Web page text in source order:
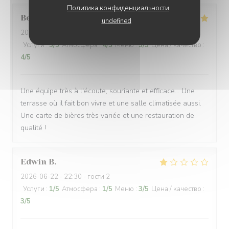
Политика конфиденциальности
undefined
Bernard
2026-06-17
Услуги:5/5 Атмосфера:4/5 Меню:5/5 Цена / качество :
4/5
Une équipe très à l'écoute, souriante et efficace... Une
terrasse où il fait bon vivre et une salle climatisée aussi.
Une carte de bières très variée et une restauration de
qualité !
Edwin B
2026-06-22 - 22:30 - гости 2
Услуги : 1/5 Атмосфера : 1/5 Меню : 3/5 Цена / качество :
3/5